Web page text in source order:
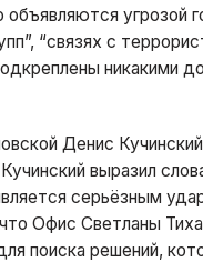
угрозой
“связях с
никакими
Денис
выразил
серьёзным
Офис Светланы
поиска решений,